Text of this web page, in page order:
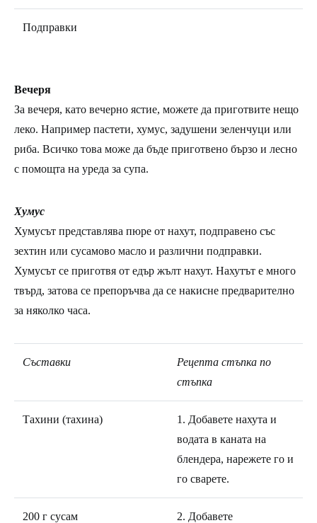
Подправки
Вечеря
За вечеря, като вечерно ястие, можете да приготвите нещо
леко. Например пастети, хумус, задушени зеленчуци или
риба. Всичко това може да бъде приготвено бързо и лесно
с помощта на уреда за супа.
Хумус
Хумусът представлява пюре от нахут, подправено със
зехтин или сусамово масло и различни подправки.
Хумусът се приготвя от едър жълт нахут. Нахутът е много
твърд, затова се препоръчва да се накисне предварително
за няколко часа.
Съставки
Рецепта стъпка по
стъпка
Тахини (тахина)
1. Добавете нахута и
водата в каната на
блендера, нарежете го и
го сварете.
200 г сусам
2. Добавете